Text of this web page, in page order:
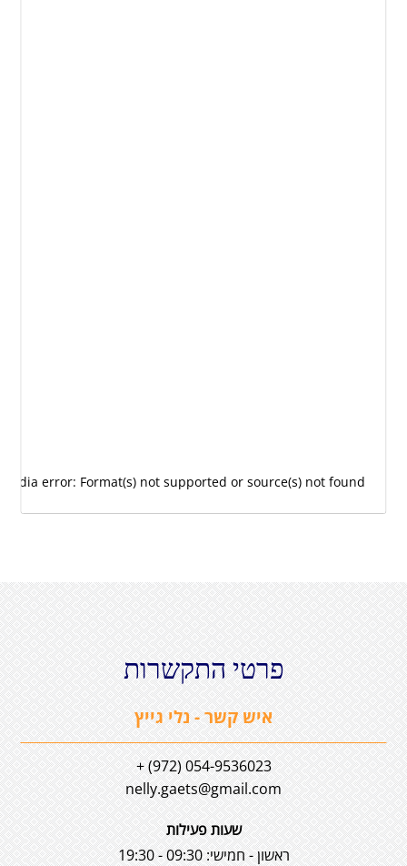
Media error: Format(s) not supported or source(s) not found
פרטי התקשרות
איש קשר - נלי גייץ
054-9536023 (972) +
nelly.gaets@gmail.com
שעות פעילות
ראשון - חמישי: 09:30 - 19:30